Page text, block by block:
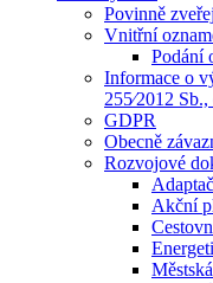
Povinně
Vnitřní
Podání
Informace o
255⁄2012
GDPR
Obecně
Rozvojové
Akční